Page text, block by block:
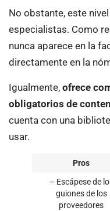
No obstante, este
especialistas. Como
nunca aparece en la
directamente en la
Igualmente, ofrece
obligatorios de
cuenta con una
usar.
Pros
– Escápese de
guiones de los
proveedores